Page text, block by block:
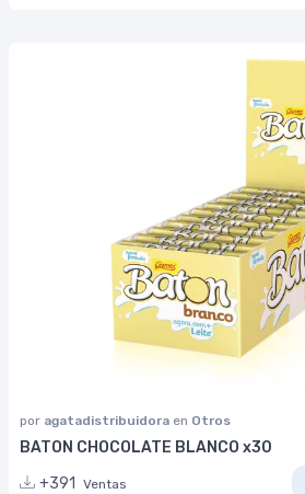
por agatadistribuidora en Otros
BATON CHOCOLATE BLANCO x30
+391
Ventas